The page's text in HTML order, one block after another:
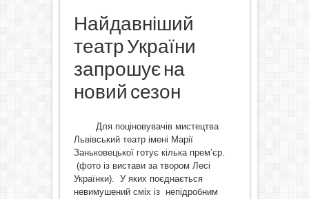
Найдавніший
театр України
запрошує на
новий сезон
Для поціновувачів мистецтва
Львівський театр імені Марії
Заньковецької готує кілька прем’єр.
(фото із вистави за твором Лесі
Українки). У яких поєднається
невимушений сміх із непідробним